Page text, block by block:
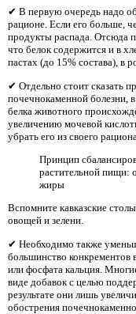
✔ В первую очередь надо
рационе. Если его больше,
продукты распада. Отсюда
что белок содержится и в
пастах (до 15% состава), в
✔ Отдельно стоит сказать
почечнокаменной болезни,
белка животного
увеличению мочевой
убрать его из своего
Принцип
растительной пищи:
жиры
Вспомните кавказские
овощей и зелени.
✔ Необходимо также
большинство конкрементов
или фосфата кальция.
виде добавок с целью
результате они лишь
обострения